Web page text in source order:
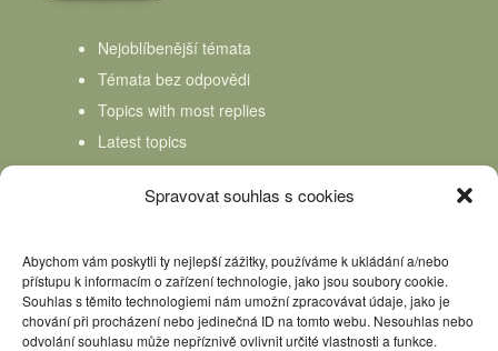
Spravovat souhlas s cookies
Abychom vám poskytli ty nejlepší zážitky, používáme k ukládání a/nebo
přístupu k informacím o zařízení technologie, jako jsou soubory cookie.
Souhlas s těmito technologiemi nám umožní zpracovávat údaje, jako je
chování při procházení nebo jedinečná ID na tomto webu. Nesouhlas nebo
odvolání souhlasu může nepříznivě ovlivnit určité vlastnosti a funkce.
Nejoblíbenější témata
Témata bez odpovědi
Topics with most replies
Latest topics
Topics Freshness